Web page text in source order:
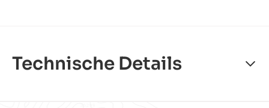
Technische Details